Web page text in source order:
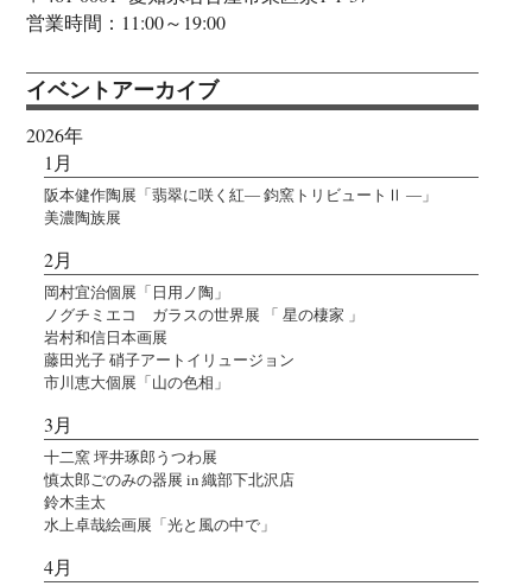
営業時間：11:00～19:00
イベントアーカイブ
2026年
1月
阪本健作陶展「翡翠に咲く紅― 鈞窯トリビュートⅡ ―」
美濃陶族展
2月
岡村宜治個展「日用ノ陶」
ノグチミエコ ガラスの世界展 「 星の棲家 」
岩村和信日本画展
藤田光子 硝子アートイリュージョン
市川恵大個展「山の色相」
3月
十二窯 坪井琢郎うつわ展
慎太郎ごのみの器展 in 織部下北沢店
鈴木圭太
水上卓哉絵画展「光と風の中で」
4月